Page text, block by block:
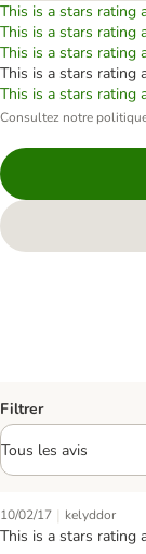
This is a stars rating
This is a stars rating
This is a stars rating
This is a stars rating
This is a stars rating
Consultez notre
Filtrer
10/02/17 | kelyddor
This is a stars rating